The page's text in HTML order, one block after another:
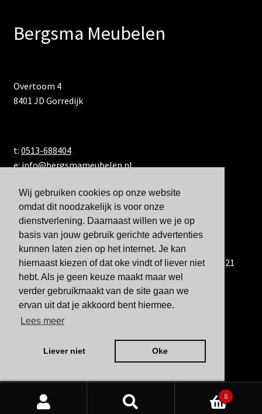
Wij gebruiken cookies op onze website
omdat dit noodzakelijk is voor onze
dienstverlening. Daarnaast willen we je op
basis van jouw gebruik gerichte advertenties
kunnen laten zien op het internet. Je kan
hiernaast kiezen of dat oke vindt of liever niet
hebt. Als je geen keuze maakt maar wel
verder gebruikmaakt van de site gaan we
ervan uit dat je akkoord bent hiermee.
Lees meer
Liever niet Oke
Bergsma Meubelen
Overtoom 4
8401 JD Gorredijk
t: 0513-688404
e:info@bergsmameubelen.nl
U kunt ons ook bereiken via WhatsApp via 06-833 60 921
Zoeken
0